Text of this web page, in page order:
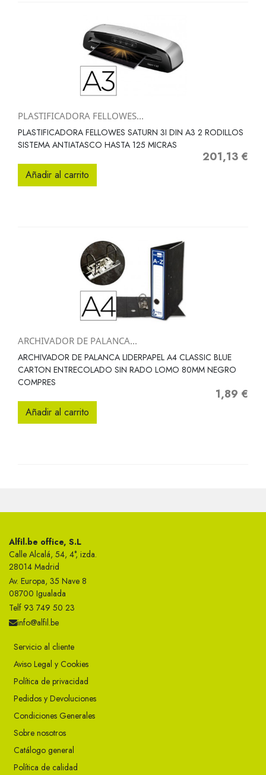
PLASTIFICADORA FELLOWES...
PLASTIFICADORA FELLOWES SATURN 3I DIN A3 2 RODILLOS
SISTEMA ANTIATASCO HASTA 125 MICRAS
Precio
201,13 €
Añadir al carrito
ARCHIVADOR DE PALANCA...
ARCHIVADOR DE PALANCA LIDERPAPEL A4 CLASSIC BLUE
CARTON ENTRECOLADO SIN RADO LOMO 80MM NEGRO
COMPRES
Precio
1,89 €
Añadir al carrito
Alfil.be office, S.L
Calle Alcalá, 54, 4°, izda.
28014 Madrid
Av. Europa, 35 Nave 8
08700 Igualada
Telf 93 749 50 23
info@alfil.be
Servicio al cliente
Aviso Legal y Cookies
Política de privacidad
Pedidos y Devoluciones
Condiciones Generales
Sobre nosotros
Catálogo general
Política de calidad